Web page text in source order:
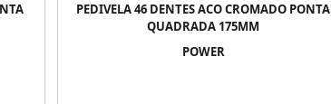
PEDIVELA 46 DENTES ACO CROMADO PONTA
QUADRADA 175MM
POWER